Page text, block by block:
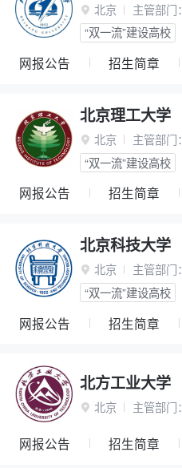
 北京 主管部门：
“双一流”建设高校
网报公告 招生简章
北京理工大学
 北京 主管部门：
“双一流”建设高校
网报公告 招生简章
北京科技大学
 北京 主管部门：
“双一流”建设高校
网报公告 招生简章
北方工业大学
 北京 主管部门：
网报公告 招生简章